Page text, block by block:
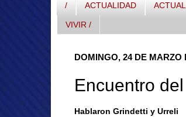
/ ACTUALIDAD
VIVIR /
DOMINGO, 24 DE MARZO
Encuentro
Hablaron Grindetti y Urreli